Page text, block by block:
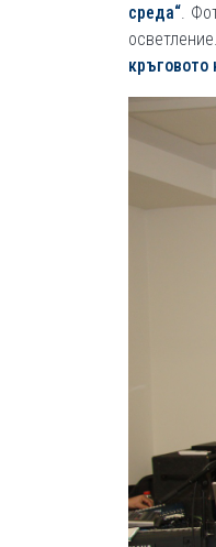
среда“ .
кръговото